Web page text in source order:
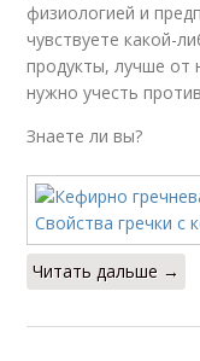
физиологией и
чувствуете какой-
продукты, лучше от
нужно учесть
Знаете ли вы?
Читать дальше →